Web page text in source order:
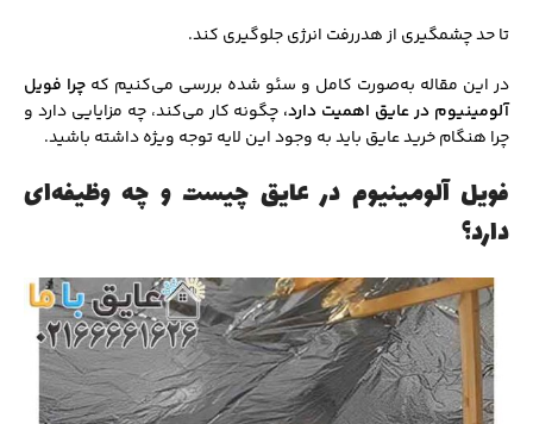
تا حد چشمگیری از هدررفت انرژی جلوگیری کند.
در این مقاله به‌صورت کامل و سئو شده بررسی می‌کنیم که چرا فویل
آلومینیوم در عایق اهمیت دارد، چگونه کار می‌کند، چه مزایایی دارد و
چرا هنگام خرید عایق باید به وجود این لایه توجه ویژه داشته باشید.
فویل آلومینیوم در عایق چیست و چه وظیفه‌ای
دارد؟